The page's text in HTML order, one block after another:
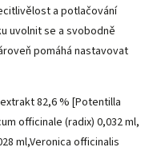
a potlačování
uvolnit se a svobodně
pomáhá nastavovat
82,6 % [Potentilla
officinale (radix) 0,032 ml,
ml,Veronica officinalis